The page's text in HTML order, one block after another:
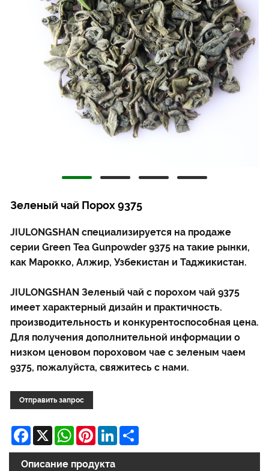
Зеленый чай Порох 9375
JIULONGSHAN специализируется на продаже
серии Green Tea Gunpowder 9375 на такие рынки,
как Марокко, Алжир, Узбекистан и Таджикистан.
JIULONGSHAN Зеленый чай с порохом чай 9375
имеет характерный дизайн и практичность.
производительность и конкурентоспособная цена.
Для получения дополнительной информации о
низком ценовом пороховом чае с зеленым чаем
9375, пожалуйста, свяжитесь с нами.
Отправить запрос
Facebook
X WhatsApp
PinterestLinkedIn
Описание продукта